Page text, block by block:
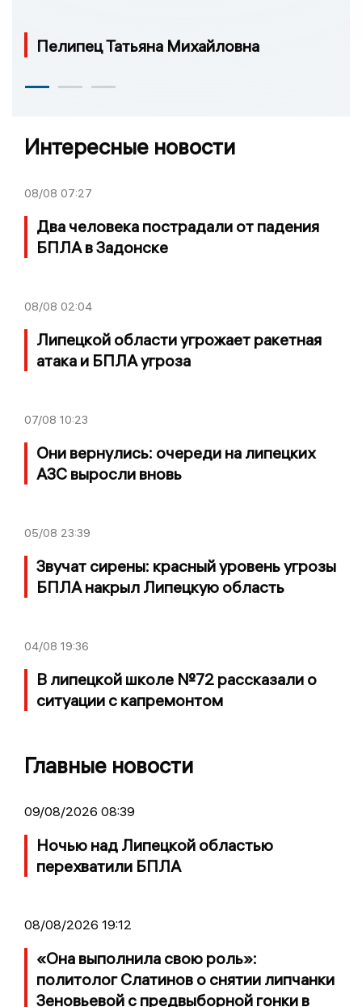
Пелипец Татьяна Михайловна
Интересные новости
08/08 07:27
Два человека пострадали от падения
БПЛА в Задонске
08/08 02:04
Липецкой области угрожает ракетная
атака и БПЛА угроза
07/08 10:23
Они вернулись: очереди на липецких
АЗС выросли вновь
05/08 23:39
Звучат сирены: красный уровень угрозы
БПЛА накрыл Липецкую область
04/08 19:36
В липецкой школе №72 рассказали о
ситуации с капремонтом
Главные новости
09/08/2026 08:39
Ночью над Липецкой областью
перехватили БПЛА
08/08/2026 19:12
«Она выполнила свою роль»:
политолог Слатинов о снятии липчанки
Зеновьевой с предвыборной гонки в